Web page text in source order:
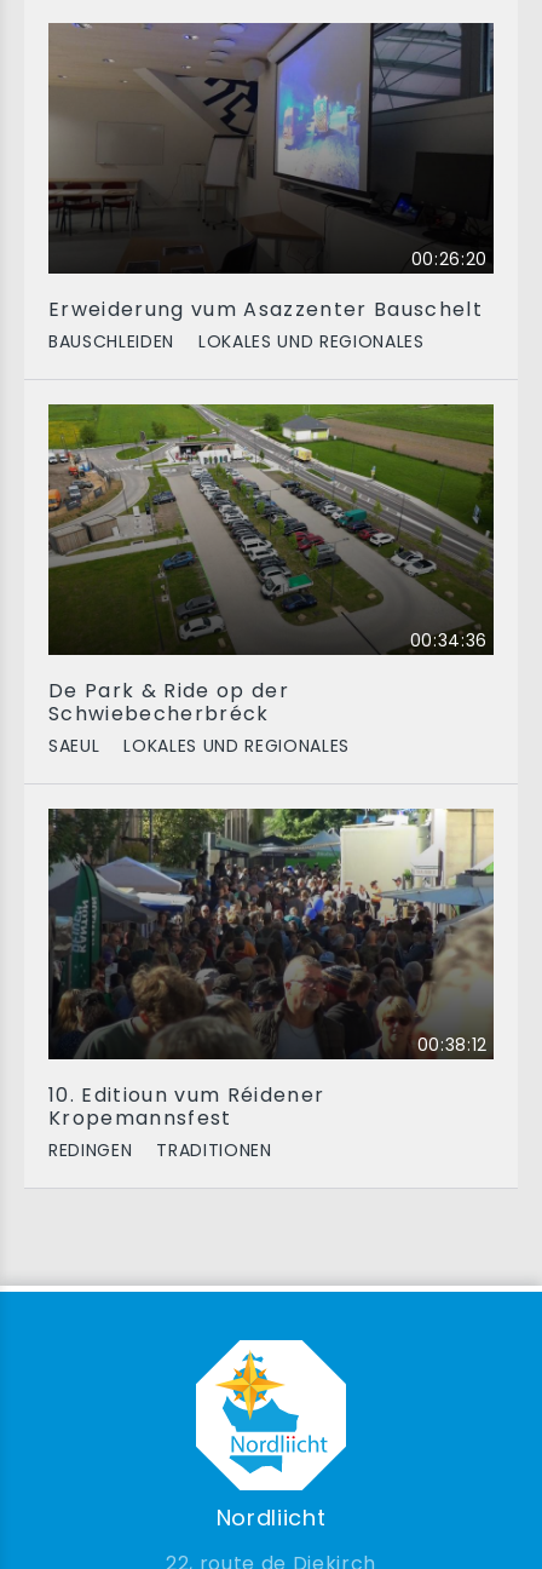
00:26:20
Erweiderung vum Asazzenter Bauschelt
BAUSCHLEIDEN LOKALES UND REGIONALES
00:34:36
De Park & Ride op der
Schwiebecherbréck
SAEUL LOKALES UND REGIONALES
00:38:12
10. Editioun vum Réidener
Kropemannsfest
REDINGEN TRADITIONEN
Nordliicht